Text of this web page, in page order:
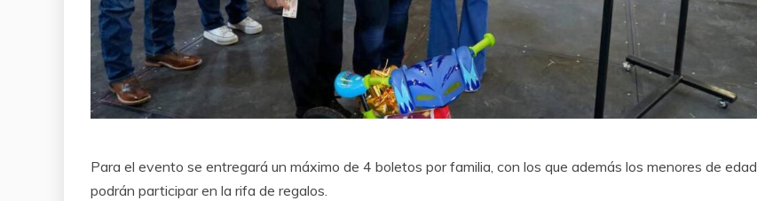
Para el evento se entregará un máximo de 4 boletos por familia, con los que además los menores de edad
podrán participar en la rifa de regalos.